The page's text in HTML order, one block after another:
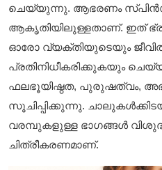
ചെയ്യുന്നു. ആഭരണം
ആകൃതിയിലുള്ളതാണ്. ഇത്
ഓരോ വ്യക്തിയുടെയും
പ്രതിനിധീകരിക്കുകയും
ഫലഭൂയിഷ്ഠത, പുരുഷത്വം,
സൂചിപ്പിക്കുന്നു.
വരമ്പുകളുള്ള ഭാഗങ്ങൾ
ചിത്രീകരണമാണ്.